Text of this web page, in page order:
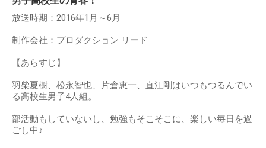
放送時期：2016年1月～6月
制作会社：プロダクション リード
【あらすじ】
羽柴夏樹、松永智也、片倉恵一、直江剛はいつもつるんでい
る高校生男子4人組。
部活動もしていないし、勉強もそこそこに、楽しい毎日を過
ごし中♪